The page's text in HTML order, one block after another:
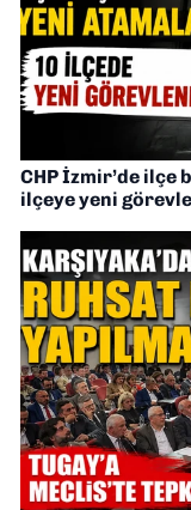
CHP İzmir’de ilçe
ilçeye yeni